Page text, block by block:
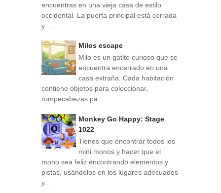
encuentras en una vieja casa de estilo
occidental. La puerta principal está cerrada
y ...
Milos escape
Milo es un gatito curioso que se
encuentra encerrado en una
casa extraña. Cada habitación
contiene objetos para coleccionar,
rompecabezas pa...
Monkey Go Happy: Stage
1022
Tienes que encontrar todos los
mini monos y hacer que el
mono sea feliz encontrando elementos y
pistas, usándolos en los lugares adecuados
y...